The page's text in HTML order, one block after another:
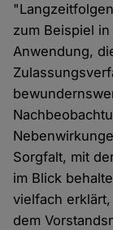
zum Beispiel
Anwendung,
Sorgfalt, mit
im Blick
vielfach
dem